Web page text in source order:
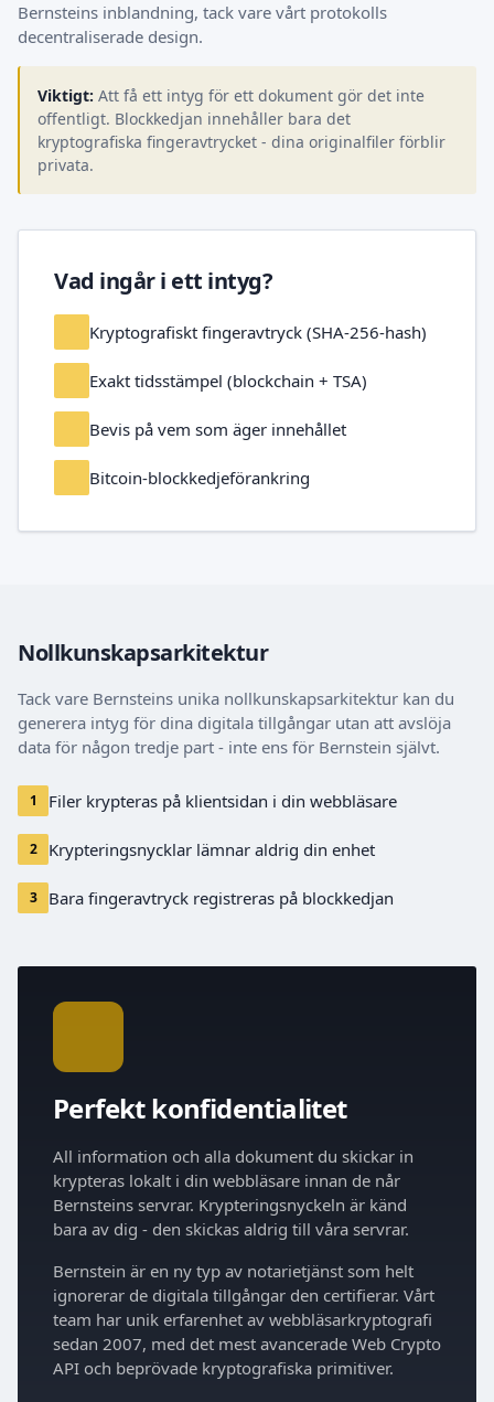
Bernsteins inblandning, tack vare vårt protokolls
decentraliserade design.
Viktigt: Att få ett intyg för ett dokument gör det inte
offentligt. Blockkedjan innehåller bara det
kryptografiska fingeravtrycket - dina originalfiler förblir
privata.
Vad ingår i ett intyg?
Kryptografiskt fingeravtryck (SHA-256-hash)
Exakt tidsstämpel (blockchain + TSA)
Bevis på vem som äger innehållet
Bitcoin-blockkedjeförankring
Perfekt konfidentialitet
All information och alla dokument du skickar in
krypteras lokalt i din webbläsare innan de når
Bernsteins servrar. Krypteringsnyckeln är känd
bara av dig - den skickas aldrig till våra servrar.
Bernstein är en ny typ av notarietjänst som helt
ignorerar de digitala tillgångar den certifierar. Vårt
team har unik erfarenhet av webbläsarkryptografi
sedan 2007, med det mest avancerade Web Crypto
API och beprövade kryptografiska primitiver.
Nollkunskapsarkitektur
Tack vare Bernsteins unika nollkunskapsarkitektur kan du
generera intyg för dina digitala tillgångar utan att avslöja
data för någon tredje part - inte ens för Bernstein självt.
1 Filer krypteras på klientsidan i din webbläsare
2 Krypteringsnycklar lämnar aldrig din enhet
3 Bara fingeravtryck registreras på blockkedjan